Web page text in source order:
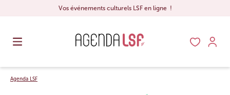
Vos événements culturels LSF en ligne !
Agenda LSF